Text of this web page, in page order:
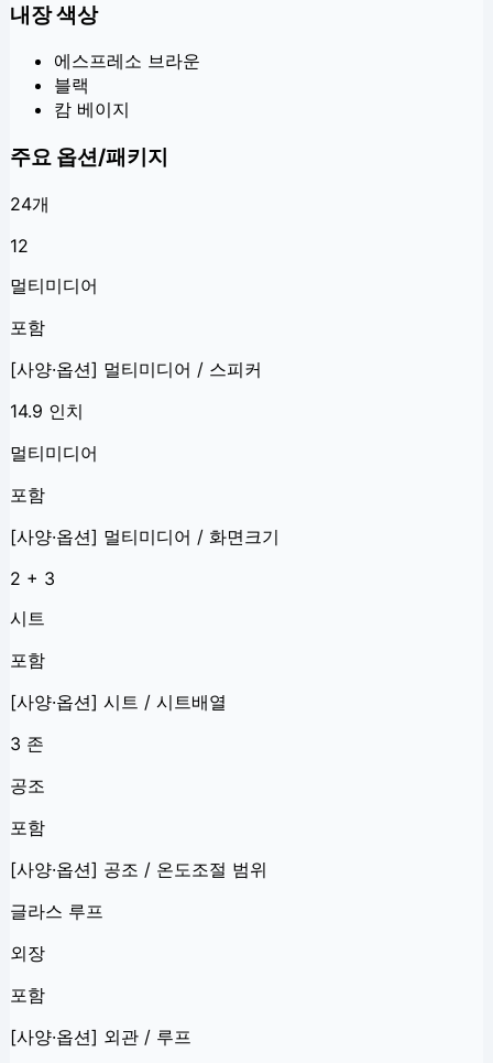
내장 색상
에스프레소 브라운
블랙
캄 베이지
주요 옵션/패키지
24개
12
멀티미디어
포함
[사양·옵션] 멀티미디어 / 스피커
14.9 인치
멀티미디어
포함
[사양·옵션] 멀티미디어 / 화면크기
2 + 3
시트
포함
[사양·옵션] 시트 / 시트배열
3 존
공조
포함
[사양·옵션] 공조 / 온도조절 범위
글라스 루프
외장
포함
[사양·옵션] 외관 / 루프